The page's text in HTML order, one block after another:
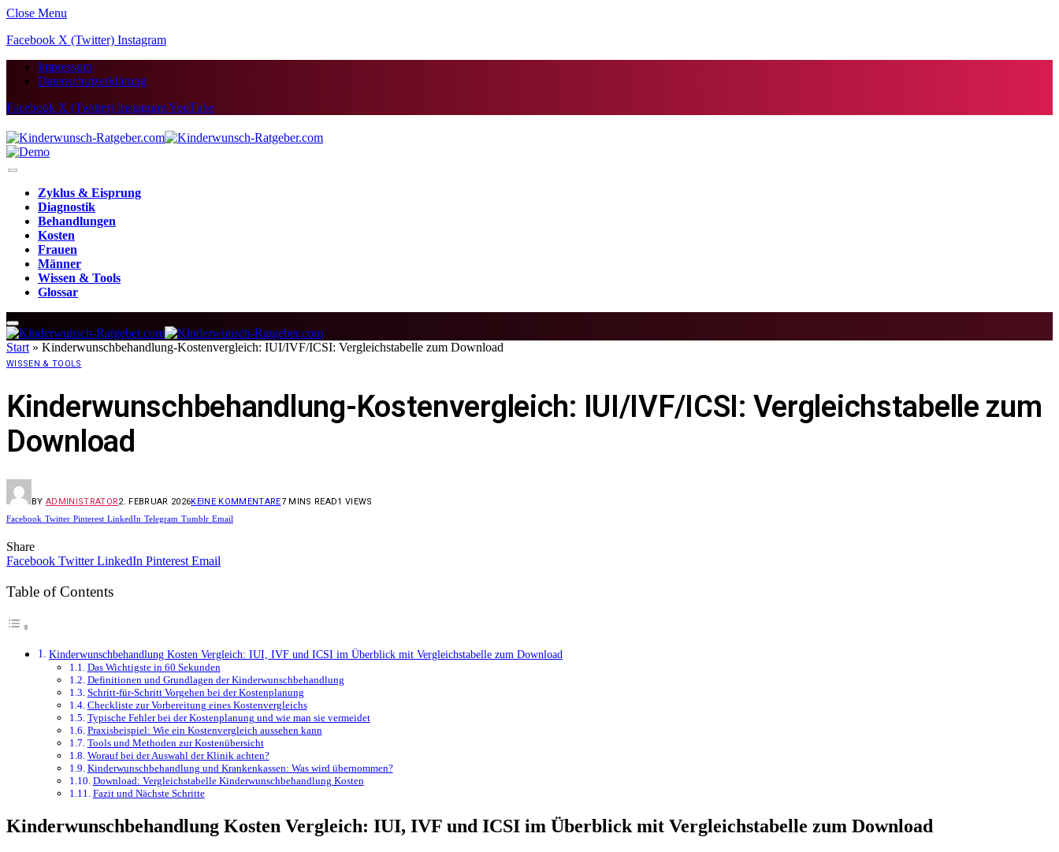
Close Menu
Facebook X (Twitter) Instagram
Impressum
Datenschutzerklärung
Facebook X (Twitter) InstagramYouTube
Zyklus & Eisprung
Diagnostik
Behandlungen
Kosten
Frauen
Männer
Wissen & Tools
Glossar
Start » Kinderwunschbehandlung-Kostenvergleich: IUI/IVF/ICSI: Vergleichstabelle zum Download
WISSEN & TOOLS
Kinderwunschbehandlung-Kostenvergleich: IUI/IVF/ICSI: Vergleichstabelle zum
Download
BY ADMINISTRATOR2. FEBRUAR 2026KEINE KOMMENTARE7 MINS READ1 VIEWS
Facebook Twitter Pinterest LinkedIn Telegram Tumblr Email
Share
Facebook Twitter LinkedIn Pinterest Email
Table of Contents
Kinderwunschbehandlung Kosten Vergleich: IUI, IVF und ICSI im Überblick mit Vergleichstabelle zum Download
Das Wichtigste in 60 Sekunden
Definitionen und Grundlagen der Kinderwunschbehandlung
Schritt-für-Schritt Vorgehen bei der Kostenplanung
Checkliste zur Vorbereitung eines Kostenvergleichs
Typische Fehler bei der Kostenplanung und wie man sie vermeidet
Praxisbeispiel: Wie ein Kostenvergleich aussehen kann
Tools und Methoden zur Kostenübersicht
Worauf bei der Auswahl der Klinik achten?
Kinderwunschbehandlung und Krankenkassen: Was wird übernommen?
Download: Vergleichstabelle Kinderwunschbehandlung Kosten
Fazit und Nächste Schritte
Kinderwunschbehandlung Kosten Vergleich: IUI, IVF und ICSI im Überblick mit Vergleichstabelle zum Download